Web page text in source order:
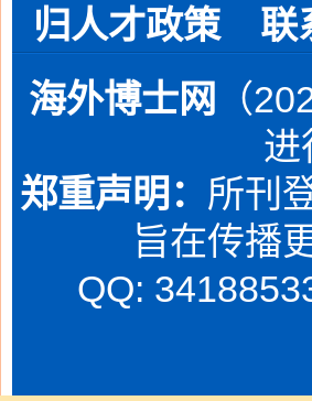
归人才政策
联
海外博士网
（
进
郑重声明： 所刊
旨在传播
QQ: